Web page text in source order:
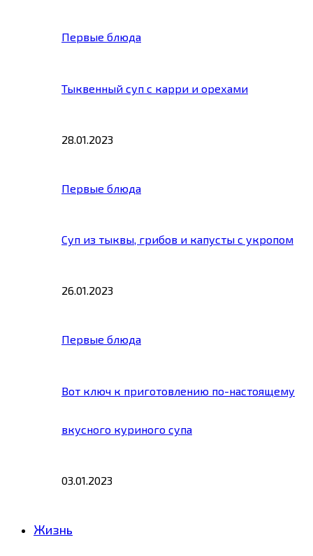
Первые блюда
Тыквенный суп с карри и орехами
28.01.2023
Первые блюда
Суп из тыквы, грибов и капусты с укропом
26.01.2023
Первые блюда
Вот ключ к приготовлению по-настоящему
вкусного куриного супа
03.01.2023
Жизнь